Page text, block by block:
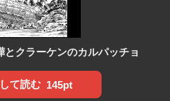
クラーケンのカルパッチョ
て読む 145pt